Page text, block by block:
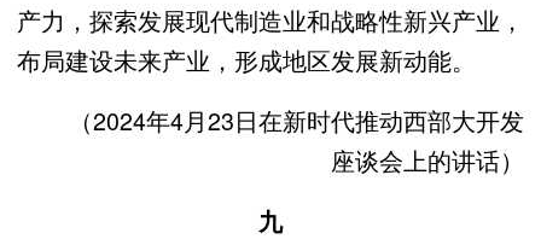
产力，探索发展现代制造业和战略性新兴产业，
布局建设未来产业，形成地区发展新动能。
（2024年4月23日在新时代推动西部大开发
座谈会上的讲话）
九